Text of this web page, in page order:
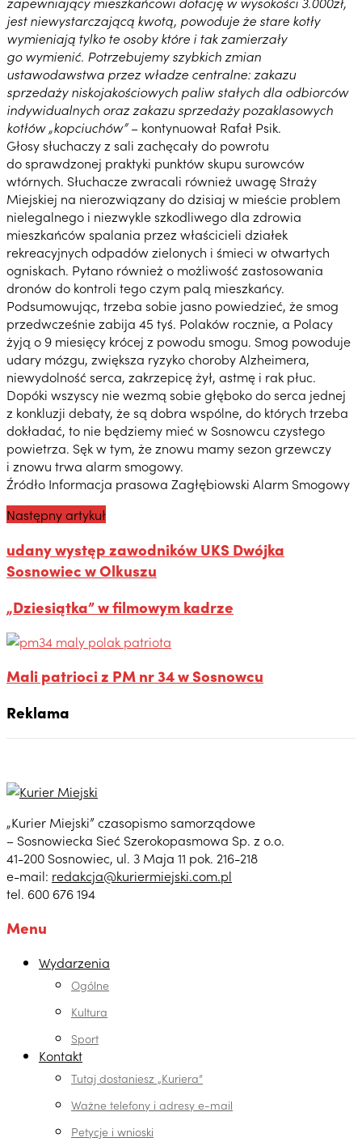
jest niewystarczającą kwotą, powoduje że stare kotły
wymieniają tylko te osoby które i tak zamierzały
go wymienić. Potrzebujemy szybkich zmian
ustawodawstwa przez władze centralne: zakazu
sprzedaży niskojakościowych paliw stałych dla odbiorców
indywidualnych oraz zakazu sprzedaży pozaklasowych
kotłów „kopciuchów”– kontynuował Rafał Psik.
Głosy słuchaczy z sali zachęcały do powrotu
do sprawdzonej praktyki punktów skupu surowców
wtórnych. Słuchacze zwracali również uwagę Straży
Miejskiej na nierozwiązany do dzisiaj w mieście problem
nielegalnego i niezwykle szkodliwego dla zdrowia
mieszkańców spalania przez właścicieli działek
rekreacyjnych odpadów zielonych i śmieci w otwartych
ogniskach. Pytano również o możliwość zastosowania
dronów do kontroli tego czym palą mieszkańcy.
Podsumowując, trzeba sobie jasno powiedzieć, że smog
przedwcześnie zabija 45 tyś. Polaków rocznie, a Polacy
żyją o 9 miesięcy krócej z powodu smogu. Smog powoduje
udary mózgu, zwiększa ryzyko choroby Alzheimera,
niewydolność serca, zakrzepicę żył, astmę i rak płuc.
Dopóki wszyscy nie wezmą sobie głęboko do serca jednej
z konkluzji debaty, że są dobra wspólne, do których trzeba
dokładać, to nie będziemy mieć w Sosnowcu czystego
powietrza. Sęk w tym, że znowu mamy sezon grzewczy
i znowu trwa alarm smogowy.
Źródło Informacja prasowa Zagłębiowski Alarm Smogowy
Następny artykuł
udany występ zawodników UKS Dwójka
Sosnowiec w Olkuszu
„Dziesiątka” w filmowym kadrze
Mali patrioci z PM nr 34 w Sosnowcu
Reklama
„Kurier Miejski” czasopismo samorządowe
– Sosnowiecka Sieć Szerokopasmowa Sp. z o.o.
41-200 Sosnowiec, ul. 3 Maja 11 pok. 216-218
e-mail: redakcja@kuriermiejski.com.pl
tel. 600 676 194
Menu
Wydarzenia
Ogólne
Kultura
Sport
Kontakt
Tutaj dostaniesz „Kuriera”
Ważne telefony i adresy e-mail
Petycje i wnioski